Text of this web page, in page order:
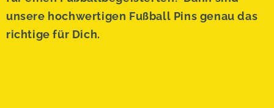
unsere hochwertigen Fußball Pins genau das
richtige für Dich.